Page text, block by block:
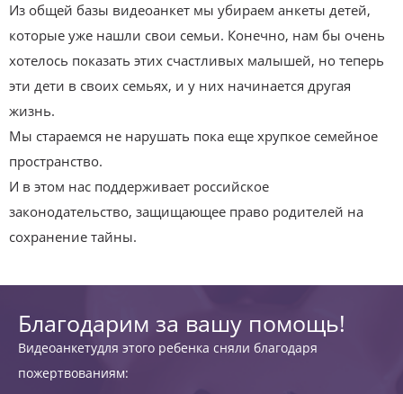
Из общей базы видеоанкет мы убираем анкеты детей,
которые уже нашли свои семьи. Конечно, нам бы очень
хотелось показать этих счастливых малышей, но теперь
эти дети в своих семьях, и у них начинается другая
жизнь.
Мы стараемся не нарушать пока еще хрупкое семейное
пространство.
И в этом нас поддерживает российское
законодательство, защищающее право родителей на
сохранение тайны.
Благодарим за вашу помощь!
Видеоанкетудля этого ребенка сняли благодаря
пожертвованиям: